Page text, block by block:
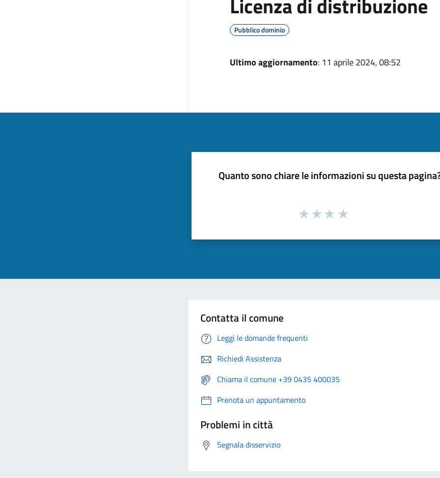
Licenza di distribuzione
Pubblico dominio
Ultimo aggiornamento: 11 aprile 2024, 08:52
Quanto sono chiare le informazioni su questa
Contatta il comune
Leggi le domande frequenti
Richiedi Assistenza
Chiama il comune +39 0435 400035
Prenota un appuntamento
Problemi in città
Segnala disservizio